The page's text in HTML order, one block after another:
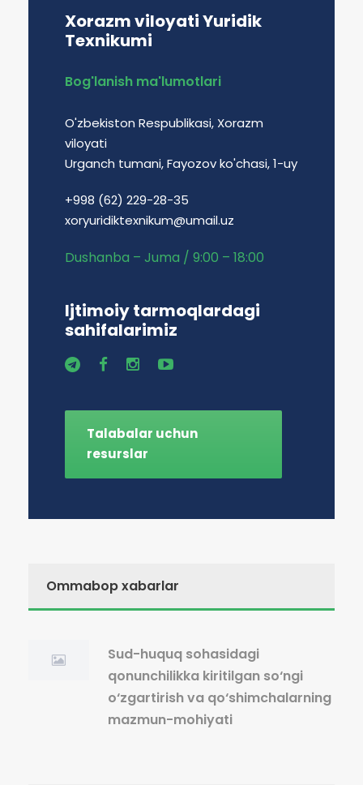
Xorazm viloyati Yuridik
Texnikumi
Bog'lanish ma'lumotlari
O'zbekiston Respublikasi, Xorazm
viloyati
Urganch tumani, Fayozov ko'chasi, 1-uy
+998 (62) 229-28-35
xoryuridiktexnikum@umail.uz
Dushanba – Juma / 9:00 – 18:00
Ijtimoiy tarmoqlardagi
sahifalarimiz
Talabalar uchun
resurslar
Ommabop xabarlar
Sud-huquq sohasidagi
qonunchilikka kiritilgan so‘ngi
o‘zgartirish va qo‘shimchalarning
mazmun-mohiyati